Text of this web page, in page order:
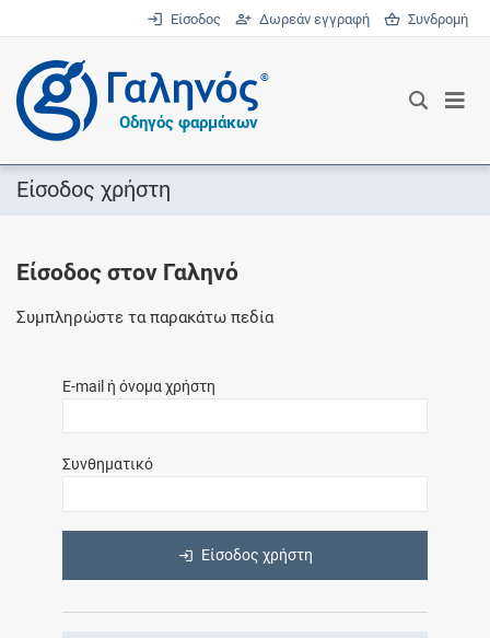
Είσοδος Δωρεάν εγγραφή Συνδρομή
®
Οδηγός φαρμάκων
Είσοδος χρήστη
Είσοδος στον Γαληνό
Συμπληρώστε τα παρακάτω πεδία
E-mail ή όνομα χρήστη
Συνθηματικό
Είσοδος χρήστη